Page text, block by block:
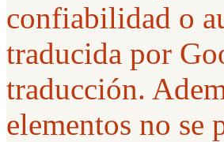
confiabilidad o
traducida por
traducción.
elementos no se